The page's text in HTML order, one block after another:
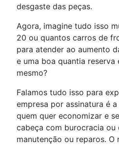
desgaste das peças.
Agora, imagine tudo isso
20 ou quantos carros de
para atender ao aumento
e uma boa quantia reserva
mesmo?
Falamos tudo isso para
empresa por assinatura é
quem quer economizar e
cabeça com burocracia ou
manutenção ou reparos. O